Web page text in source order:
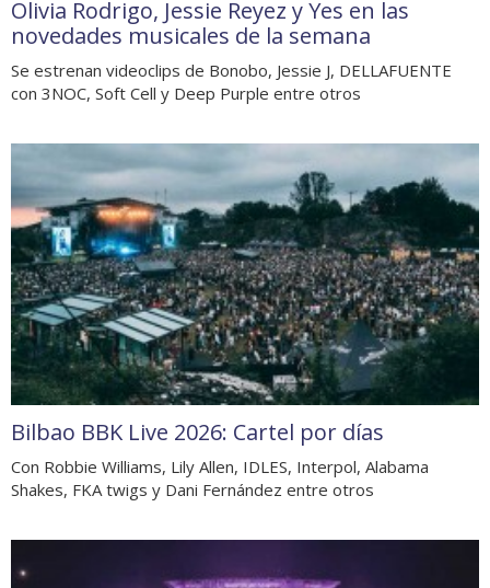
Olivia Rodrigo, Jessie Reyez y Yes en las
novedades musicales de la semana
Se estrenan videoclips de Bonobo, Jessie J, DELLAFUENTE
con 3NOC, Soft Cell y Deep Purple entre otros
Bilbao BBK Live 2026: Cartel por días
Con Robbie Williams, Lily Allen, IDLES, Interpol, Alabama
Shakes, FKA twigs y Dani Fernández entre otros